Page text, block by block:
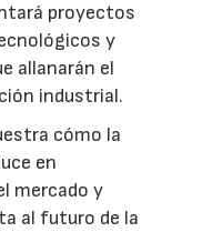
proyectos
y
allanarán el
industrial.
cómo la
en
mercado y
al futuro de la